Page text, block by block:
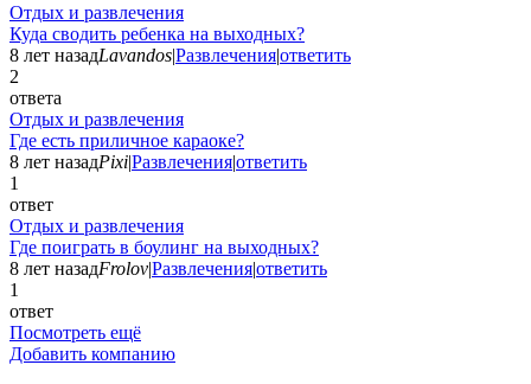
Отдых и развлечения
Куда сводить ребенка на выходных?
8 лет назадLavandos|Развлечения|ответить
2
ответа
Отдых и развлечения
Где есть приличное караоке?
8 лет назадPixi|Развлечения|ответить
1
ответ
Отдых и развлечения
Где поиграть в боулинг на выходных?
8 лет назадFrolov|Развлечения|ответить
1
ответ
Посмотреть ещё
Добавить компанию